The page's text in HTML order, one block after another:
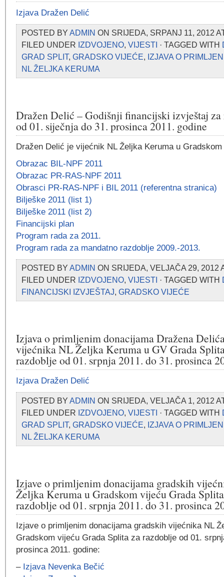
Izjava Dražen Delić
POSTED BY ADMIN ON SRIJEDA, SRPANJ 11, 2012
FILED UNDER IZDVOJENO, VIJESTI · TAGGED WITH
GRAD SPLIT, GRADSKO VIJEĆE, IZJAVA O
NL ŽELJKA KERUMA
Dražen Delić – Godišnji financijski izvještaj
od 01. siječnja do 31. prosinca 2011. godine
Dražen Delić je vijećnik NL Željka Keruma u
Obrazac BIL-NPF 2011
Obrazac PR-RAS-NPF 2011
Obrasci PR-RAS-NPF i BIL 2011 (referentna stranica)
Bilješke 2011 (list 1)
Bilješke 2011 (list 2)
Financijski plan
Program rada za 2011.
Program rada za mandatno razdoblje 2009.-2013.
POSTED BY ADMIN ON SRIJEDA, VELJAČA 29, 2012
FILED UNDER IZDVOJENO, VIJESTI · TAGGED WITH
FINANCIJSKI IZVJEŠTAJ, GRADSKO VIJEĆE
Izjava o primljenim donacijama Dražena
vijećnika NL Željka Keruma u GV Grada
razdoblje od 01. srpnja 2011. do 31. prosinca
Izjava Dražen Delić
POSTED BY ADMIN ON SRIJEDA, VELJAČA 1, 2012
FILED UNDER IZDVOJENO, VIJESTI · TAGGED WITH
GRAD SPLIT, GRADSKO VIJEĆE, IZJAVA O
NL ŽELJKA KERUMA
Izjave o primljenim donacijama gradskih
Željka Keruma u Gradskom vijeću Grada
razdoblje od 01. srpnja 2011. do 31. prosinca
Izjave o primljenim donacijama gradskih vijećnika NL
Gradskom vijeću Grada Splita za razdoblje od 01.
prosinca 2011. godine:
– Izjava Nevenka Bečić